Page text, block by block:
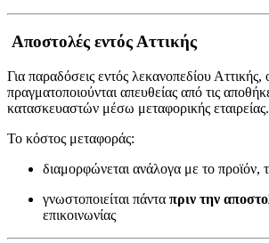
Αποστολές εντός Αττικής
Για παραδόσεις εντός λεκανοπεδίου Αττικής,
πραγματοποιούνται απευθείας από τις
κατασκευαστών μέσω μεταφορικής εταιρείας.
Το κόστος μεταφοράς:
διαμορφώνεται ανάλογα με το προϊόν,
γνωστοποιείται πάντα πριν την
επικοινωνίας